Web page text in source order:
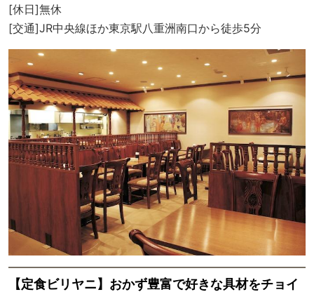
[休日]無休
[交通]JR中央線ほか東京駅八重洲南口から徒歩5分
【定食ビリヤニ】おかず豊富で好きな具材をチョイ